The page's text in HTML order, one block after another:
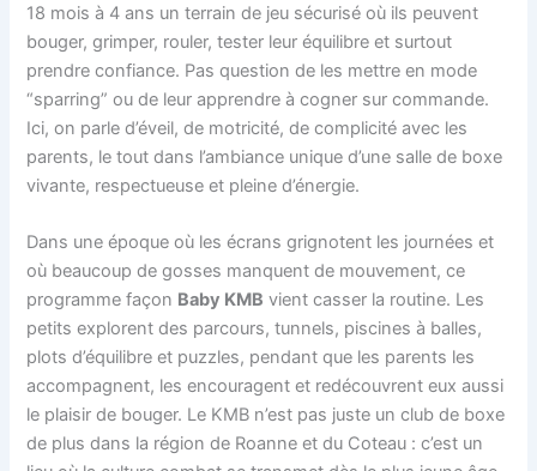
18 mois à 4 ans un terrain de jeu sécurisé où ils peuvent
bouger, grimper, rouler, tester leur équilibre et surtout
prendre confiance. Pas question de les mettre en mode
“sparring” ou de leur apprendre à cogner sur commande.
Ici, on parle d’éveil, de motricité, de complicité avec les
parents, le tout dans l’ambiance unique d’une salle de boxe
vivante, respectueuse et pleine d’énergie.
Dans une époque où les écrans grignotent les journées et
où beaucoup de gosses manquent de mouvement, ce
programme façon Baby KMB vient casser la routine. Les
petits explorent des parcours, tunnels, piscines à balles,
plots d’équilibre et puzzles, pendant que les parents les
accompagnent, les encouragent et redécouvrent eux aussi
le plaisir de bouger. Le KMB n’est pas juste un club de boxe
de plus dans la région de Roanne et du Coteau : c’est un